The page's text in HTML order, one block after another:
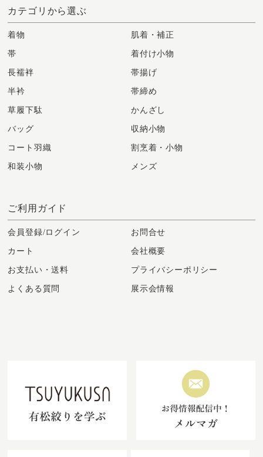
カテゴリから選ぶ
着物
帯
長襦袢
半衿
草履下駄
バッグ
コート羽織
和装小物
肌着・補正
着付け小物
帯揚げ
帯締め
かんざし
収納小物
割烹着・小物
メンズ
ご利用ガイド
会員登録/ログイン
カート
お支払い・送料
よくある質問
お問合せ
会社概要
プライバシーポリシー
展示会情報